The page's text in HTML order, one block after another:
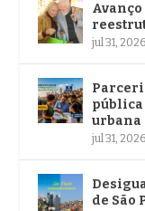
jul 31, 2026
jul 31, 2026
de São